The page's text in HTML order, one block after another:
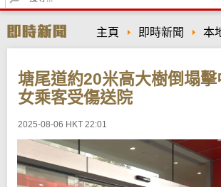
e
r
c
主頁 即時新聞 本
塘尾道約20米高大樹倒塌
女乘客受傷送院
2025-08-06 HKT 22:01